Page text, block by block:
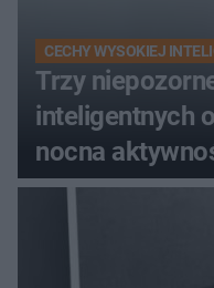
CECHY WYSOKIEJ
Trzy
inteligentnych
nocna